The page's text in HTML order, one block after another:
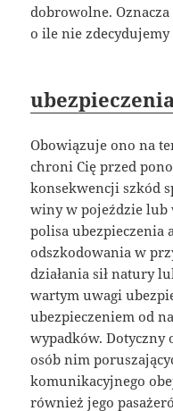
dobrowolne. Oznacza
o ile nie zdecydujemy
Obowiązuje ono na
chroni Cię przed
konsekwencji szkód
winy w pojeździe lub
polisa ubezpieczenia
odszkodowania w
działania sił natury
wartym uwagi
ubezpieczeniem od
wypadków. Dotyczny
osób nim
komunikacyjnego
również jego